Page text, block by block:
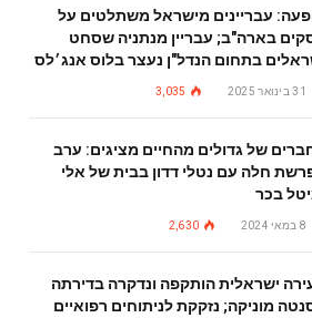
עבריינים מישראל משתלטים על
בארה"ב; עבריין מנתניה שסחט
בתחום הנדל"ן נעצר בלוס אנג׳לס
31 בינואר 2025 3,035
של גדולים מהחיים מציגים: ערב
חלה עם נטלי דדון בבית של אלי
בכר
8 במאי 2024 2,630
ישראלית הותקפה ונדקרה בדירתה
מוניקה; נזקקת לניתוחים רפואיים